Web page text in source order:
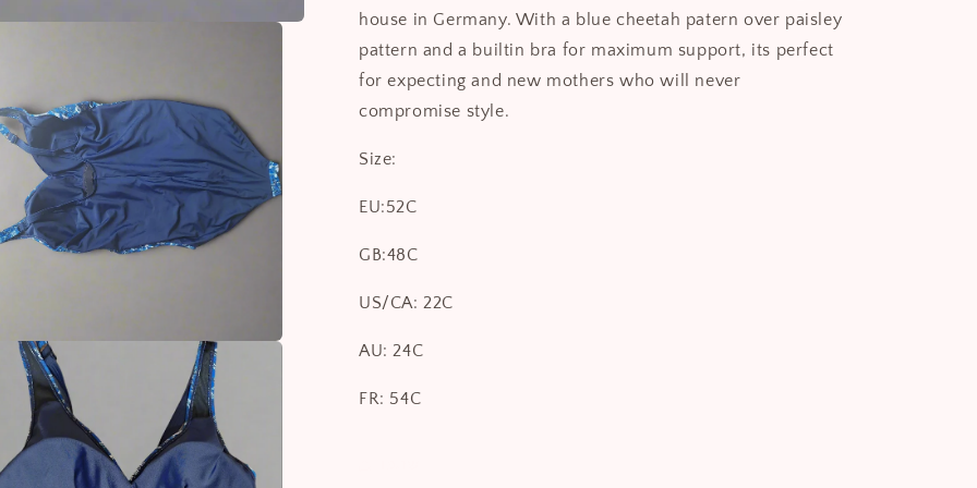
house in Germany. With a blue cheetah patern over paisley
pattern and a builtin bra for maximum support, its perfect
for expecting and new mothers who will never
compromise style.
Size:
EU:52C
GB:48C
US/CA: 22C
AU: 24C
FR: 54C